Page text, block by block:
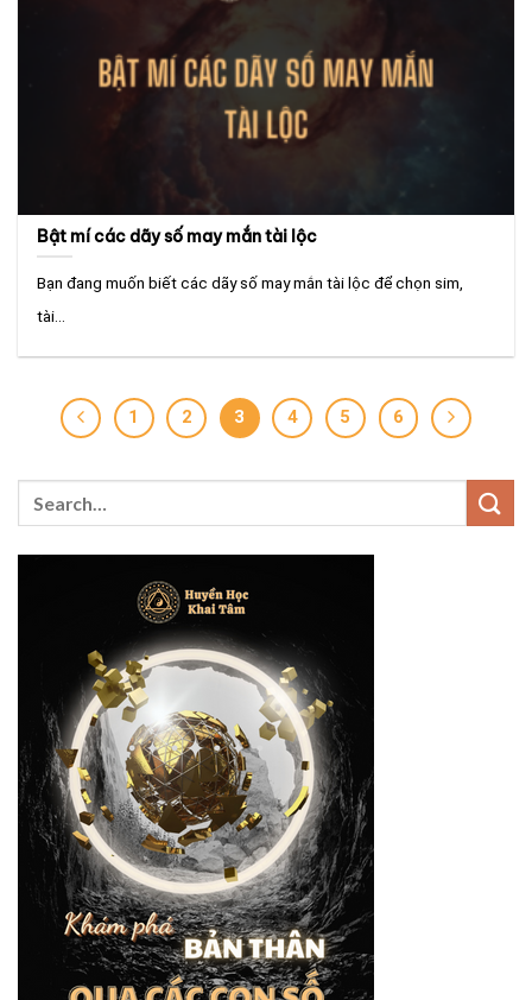
Bật mí các dãy số may mắn tài lộc
Bạn đang muốn biết các dãy số may mắn tài lộc để chọn sim,
tài...
1 2 3 4 5 6